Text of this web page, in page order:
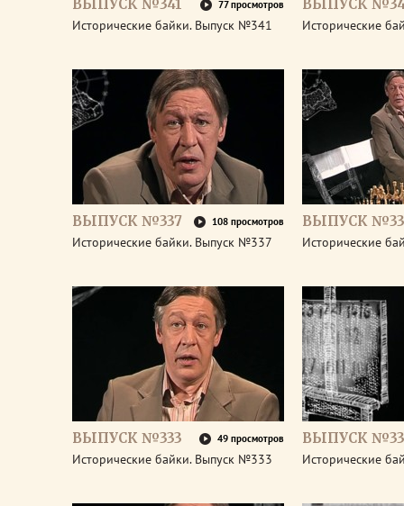
ВЫПУСК №341 77 просмотров
Исторические байки. Выпуск №341
ВЫПУСК
Исторические
ВЫПУСК №337 108 просмотров
Исторические байки. Выпуск №337
ВЫПУСК
Исторические
ВЫПУСК №333 49 просмотров
Исторические байки. Выпуск №333
ВЫПУСК
Исторические